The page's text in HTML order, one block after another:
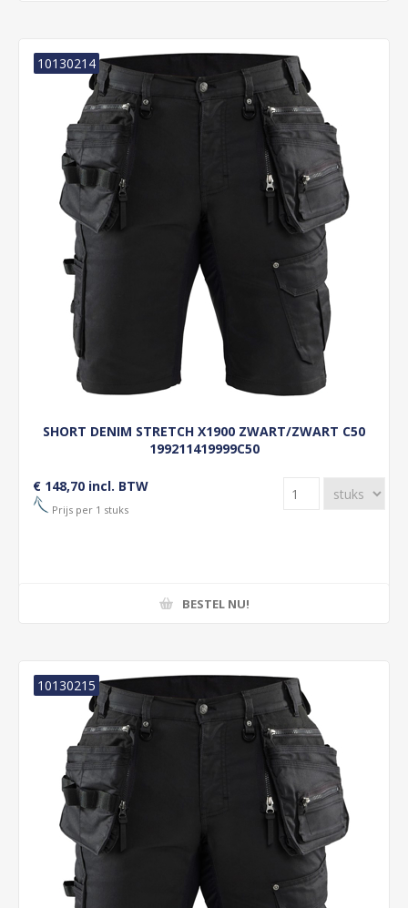
SHORT DENIM STRETCH X1900 ZWART/ZWART C50
199211419999C50
10130214
€ 148,70 incl. BTW
Prijs per 1 stuks
BESTEL NU!
10130215